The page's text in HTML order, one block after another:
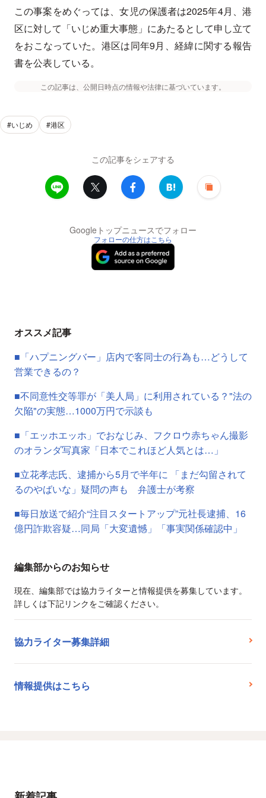
この事案をめぐっては、女児の保護者は2025年4月、港
区に対して「いじめ重大事態」にあたるとして申し立て
をおこなっていた。港区は同年9月、経緯に関する報告
書を公表している。
この記事は、公開日時点の情報や法律に基づいています。
#いじめ #港区
この記事をシェアする
Googleトップニュースでフォロー
フォローの仕方はこちら
オススメ記事
■「ハプニングバー」店内で客同士の行為も…どうして
営業できるの？
■不同意性交等罪が「美人局」に利用されている？"法の
欠陥"の実態…1000万円で示談も
■「エッホエッホ」でおなじみ、フクロウ赤ちゃん撮影
のオランダ写真家「日本でこれほど人気とは…」
■立花孝志氏、逮捕から5月で半年に 「まだ勾留されて
るのやばいな」疑問の声も 弁護士が考察
■毎日放送で紹介“注目スタートアップ”元社長逮捕、16
億円詐欺容疑…同局「大変遺憾」「事実関係確認中」
編集部からのお知らせ
現在、編集部では協力ライターと情報提供を募集しています。
詳しくは下記リンクをご確認ください。
協力ライター募集詳細
情報提供はこちら